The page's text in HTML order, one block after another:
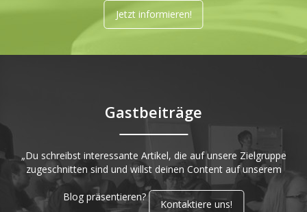
Jetzt informieren!
Gastbeiträge
„Du schreibst interessante Artikel, die auf unsere Zielgruppe
zugeschnitten sind und willst deinen Content auf unserem
Blog präsentieren?
Kontaktiere uns!